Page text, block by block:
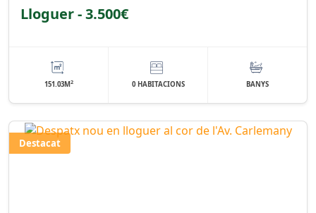
Lloguer - 3.500€
151.03M2 0 HABITACIONS BANYS
Destacat